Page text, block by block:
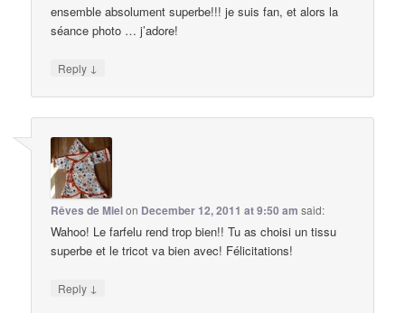
ensemble absolument superbe!!! je suis fan, et alors la
séance photo … j’adore!
Reply ↓
Rêves de Mielon December 12, 2011 at 9:50 am said:
Wahoo! Le farfelu rend trop bien!! Tu as choisi un tissu
superbe et le tricot va bien avec! Félicitations!
Reply ↓